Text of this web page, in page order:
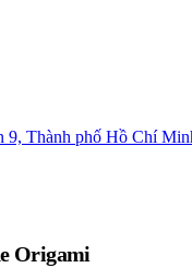
9, Thành phố Hồ Chí
Origami